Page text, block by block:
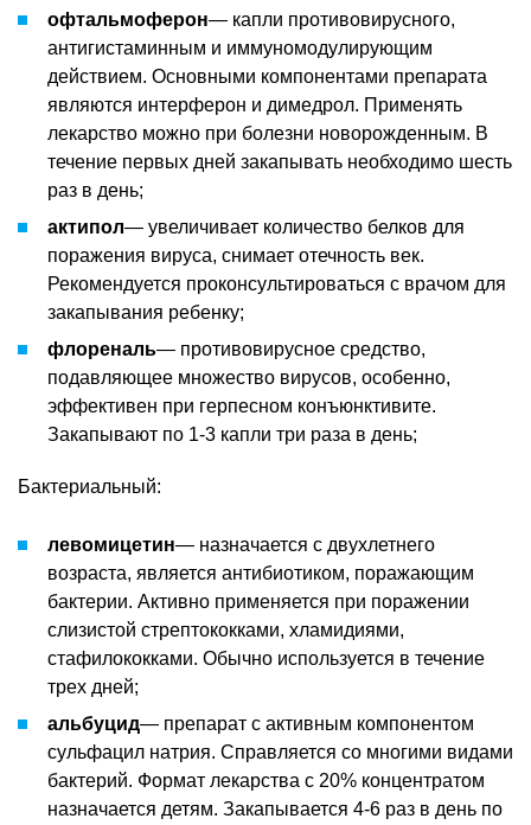
офтальмоферон— капли противовирусного,
антигистаминным и иммуномодулирующим
действием. Основными компонентами препарата
являются интерферон и димедрол. Применять
лекарство можно при болезни новорожденным. В
течение первых дней закапывать необходимо шесть
раз в день;
актипол— увеличивает количество белков для
поражения вируса, снимает отечность век.
Рекомендуется проконсультироваться с врачом для
закапывания ребенку;
флореналь— противовирусное средство,
подавляющее множество вирусов, особенно,
эффективен при герпесном конъюнктивите.
Закапывают по 1-3 капли три раза в день;
Бактериальный:
левомицетин— назначается с двухлетнего
возраста, является антибиотиком, поражающим
бактерии. Активно применяется при поражении
слизистой стрептококками, хламидиями,
стафилококками. Обычно используется в течение
трех дней;
альбуцид— препарат с активным компонентом
сульфацил натрия. Справляется со многими видами
бактерий. Формат лекарства с 20% концентратом
назначается детям. Закапывается 4-6 раз в день по